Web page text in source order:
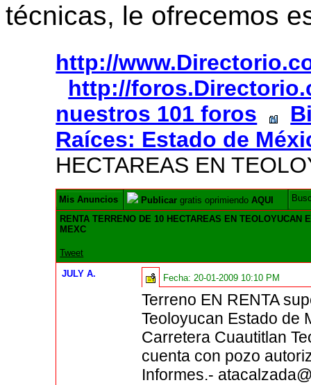
técnicas, le ofrecemos
http://
http://
nuestros 101 foros
Raíces: Estado de
HECTAREAS EN
Mis Anuncios Publicar gratis oprimiendoAQUI
RENTA TERRENO DE 10 HECTAREAS EN TEOLOYUCAN
MEXC
Tweet
JULY A.
Fecha:20-01-2009 10:10 PM
Terreno EN RENTA
Teoloyucan Estado de
Carretera Cuautitlan
cuenta con pozo
Informes.-